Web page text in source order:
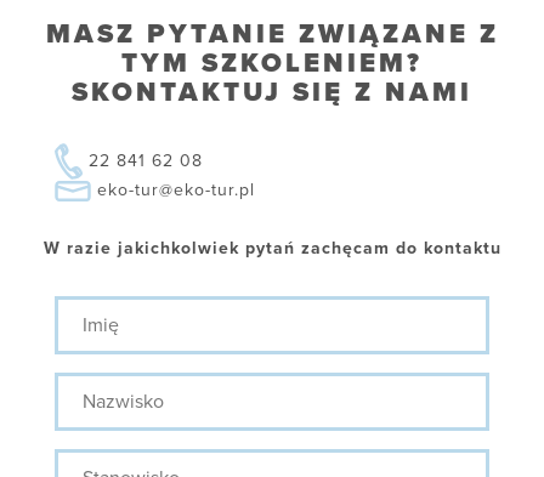
MASZ PYTANIE ZWIĄZANE Z
TYM SZKOLENIEM?
SKONTAKTUJ SIĘ Z NAMI
22 841 62 08
eko-tur@eko-tur.pl
W razie jakichkolwiek pytań zachęcam do kontaktu
Imię
Nazwisko
Stanowisko